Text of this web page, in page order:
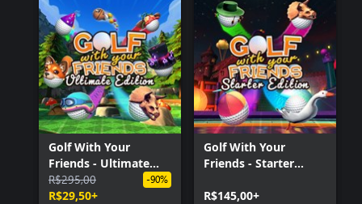
Golf With Your
Friends - Ultimate
Edition
R$295,00
R$29,50+
-90%
Golf With Your
Friends - Starter
R$145,00+